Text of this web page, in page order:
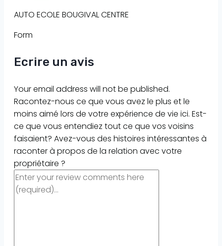
AUTO ECOLE BOUGIVAL CENTRE
Form
Ecrire un avis
Your email address will not be published.
Racontez-nous ce que vous avez le plus et le
moins aimé lors de votre expérience de vie ici. Est-
ce que vous entendiez tout ce que vos voisins
faisaient? Avez-vous des histoires intéressantes à
raconter à propos de la relation avec votre
propriétaire ?